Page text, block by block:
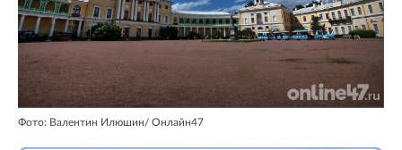
Фото: Валентин Илюшин/ Oнлайн47